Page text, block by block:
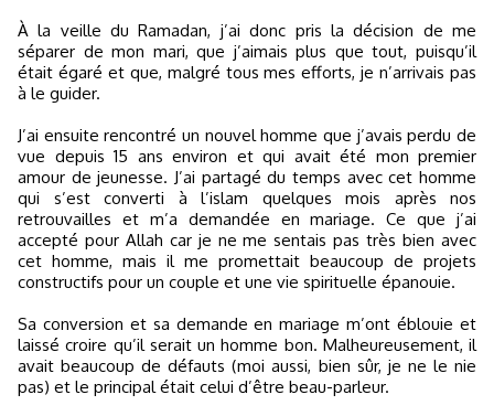
À la veille du Ramadan, j’ai donc pris la décision de me
séparer de mon mari, que j’aimais plus que tout, puisqu’il
était égaré et que, malgré tous mes efforts, je n’arrivais pas
à le guider.
J’ai ensuite rencontré un nouvel homme que j’avais perdu de
vue depuis 15 ans environ et qui avait été mon premier
amour de jeunesse. J’ai partagé du temps avec cet homme
qui s’est converti à l’islam quelques mois après nos
retrouvailles et m’a demandée en mariage. Ce que j’ai
accepté pour Allah car je ne me sentais pas très bien avec
cet homme, mais il me promettait beaucoup de projets
constructifs pour un couple et une vie spirituelle épanouie.
Sa conversion et sa demande en mariage m’ont éblouie et
laissé croire qu’il serait un homme bon. Malheureusement, il
avait beaucoup de défauts (moi aussi, bien sûr, je ne le nie
pas) et le principal était celui d’être beau-parleur.